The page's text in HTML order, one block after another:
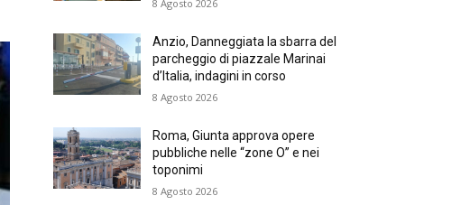
8 Agosto 2026
Anzio, Danneggiata la sbarra del
parcheggio di piazzale Marinai
d’Italia, indagini in corso
8 Agosto 2026
Roma, Giunta approva opere
pubbliche nelle “zone O” e nei
toponimi
8 Agosto 2026